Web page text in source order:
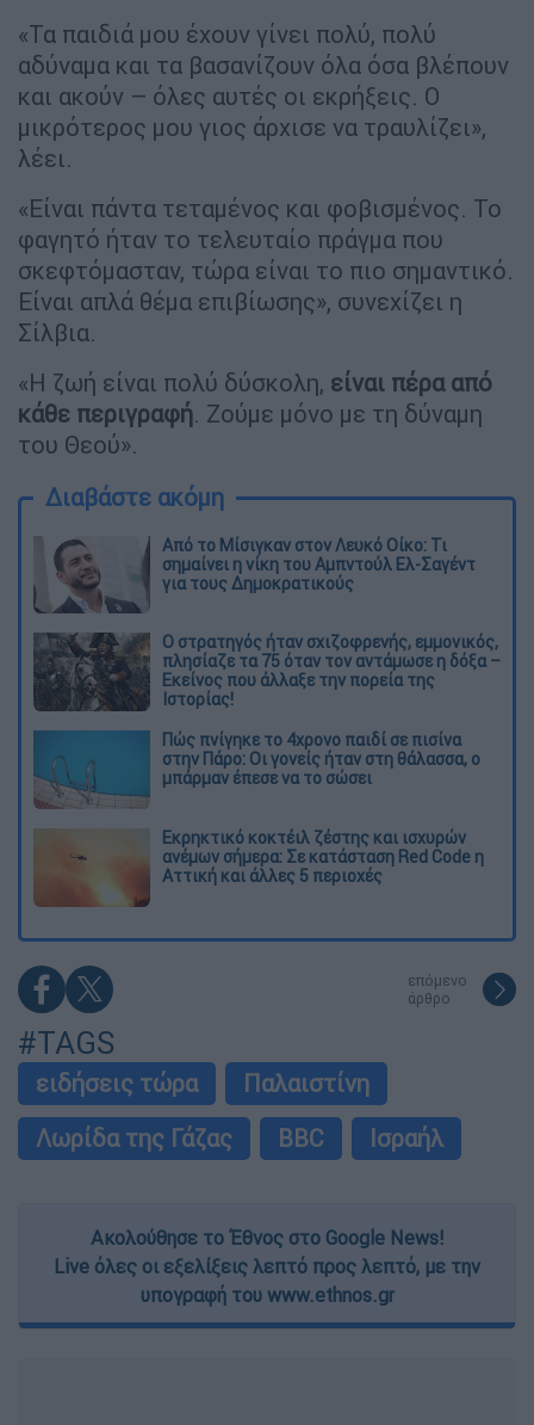
«Τα παιδιά μου έχουν γίνει πολύ, πολύ
αδύναμα και τα βασανίζουν όλα όσα βλέπουν
και ακούν – όλες αυτές οι εκρήξεις. Ο
μικρότερος μου γιος άρχισε να τραυλίζει»,
λέει.
«Είναι πάντα τεταμένος και φοβισμένος. Το
φαγητό ήταν το τελευταίο πράγμα που
σκεφτόμασταν, τώρα είναι το πιο σημαντικό.
Είναι απλά θέμα επιβίωσης», συνεχίζει η
Σίλβια.
«Η ζωή είναι πολύ δύσκολη, είναι πέρα από
κάθε περιγραφή. Ζούμε μόνο με τη δύναμη
του Θεού».
Διαβάστε ακόμη
Από το Μίσιγκαν στον Λευκό Οίκο: Τι
σημαίνει η νίκη του Αμπντούλ Ελ-Σαγέντ
για τους Δημοκρατικούς
O στρατηγός ήταν σχιζοφρενής, εμμονικός,
πλησίαζε τα 75 όταν τον αντάμωσε η δόξα –
Εκείνος που άλλαξε την πορεία της
Ιστορίας!
Πώς πνίγηκε το 4χρονο παιδί σε πισίνα
στην Πάρο: Οι γονείς ήταν στη θάλασσα, ο
μπάρμαν έπεσε να το σώσει
Εκρηκτικό κοκτέιλ ζέστης και ισχυρών
ανέμων σήμερα: Σε κατάσταση Red Code η
Αττική και άλλες 5 περιοχές
επόμενο
άρθρο
#TAGS
ειδήσεις τώρα
Παλαιστίνη
Λωρίδα της Γάζας
BBC Ισραήλ
Ακολούθησε το Έθνος στο Google News!
Live όλες οι εξελίξεις λεπτό προς λεπτό, με την
υπογραφή του www.ethnos.gr